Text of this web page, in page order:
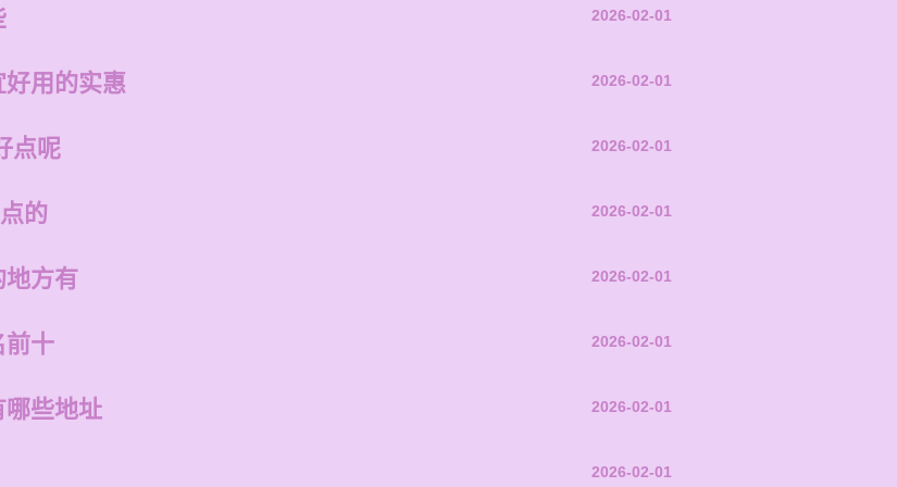
2026-02-01
用的实惠 2026-02-01
点呢 2026-02-01
的 2026-02-01
地方有 2026-02-01
前十 2026-02-01
些地址 2026-02-01
2026-02-01